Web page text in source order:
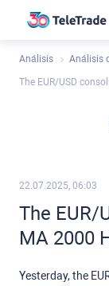
Análisis Análisis
The EUR/USD
22.07.2025, 06:03
The EUR/
MA 2000
Yesterday, the